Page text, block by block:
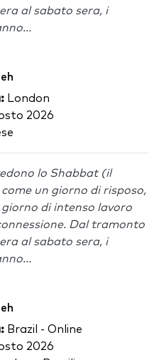
al sabato sera, i
London
2026
lo Shabbat (il
un giorno di risposo,
giorno di intenso lavoro
Dal tramonto
al sabato sera, i
Brazil - Online
2026